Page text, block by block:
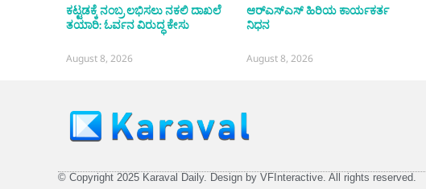
ಕಟ್ಟಡಕ್ಕೆ ನಂಬ್ರ ಲಭಿಸಲು ನಕಲಿ ದಾಖಲೆ
ತಯಾರಿ: ಓರ್ವನ ವಿರುದ್ಧ ಕೇಸು
August 8, 2026
ಆರ್‌ಎಸ್‌ಎಸ್ ಹಿರಿಯ ಕಾರ್ಯಕರ್ತ
ನಿಧನ
August 8, 2026
© Copyright 2025 Karaval Daily. Design by VFInteractive. All rights reserved.